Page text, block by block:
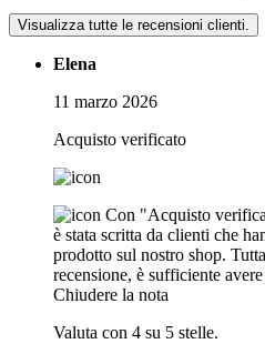
Visualizza tutte le recensioni clienti.
Elena
11 marzo 2026
Acquisto verificato
Con "Acquisto
è stata scritta da clienti che
prodotto sul nostro shop.
recensione, è sufficiente
Chiudere la nota
Valuta con 4 su 5 stelle.